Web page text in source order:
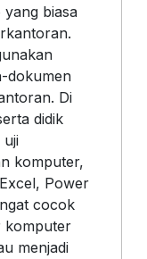
biasa
dokumen
Di
didik
uji
komputer,
Power
cocok
komputer
menjadi